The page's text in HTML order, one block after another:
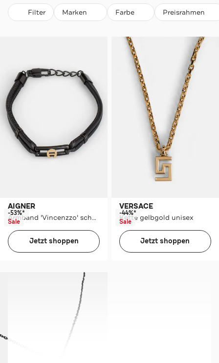
Filter Marken Farbe Preisrahmen
AIGNER
Armband 'Vincenzzo' schwarz
-53%*
Sale
Jetzt shoppen
VERSACE
Kette gelbgold unisex
-44%*
Sale
Jetzt shoppen